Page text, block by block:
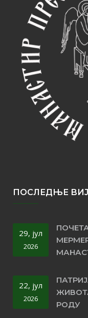
ПОСЛЕДЊЕ
29, јул
2026
22, јул
2026
РОДУ